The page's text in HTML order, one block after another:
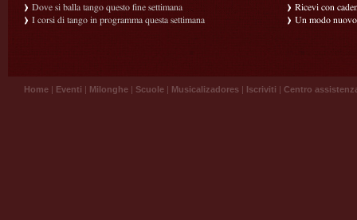
Dove si balla tango questo fine settimana
I corsi di tango in programma questa settimana
Ricevi con
Un modo
Home | Eventi | Milonghe | Scuole | Musicalizadores | Iscriviti | Centro